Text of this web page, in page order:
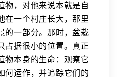
物，对他来说本就是自
在一个村庄长大，那里
的一部分。那时，盆栽
占据很小的位置。真正
物本身的生命：观察它
何运作，并追踪它们的